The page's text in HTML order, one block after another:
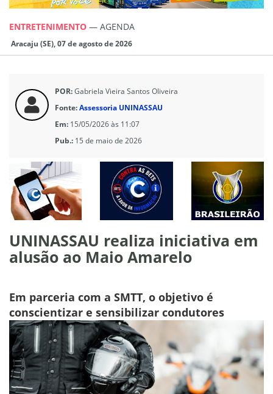
ENTRETENIMENTO — AGENDA
Aracaju (SE), 07 de agosto de 2026
POR:Gabriela Vieira Santos Oliveira
Fonte:Assessoria UNINASSAU
Em: 15/05/2026 às 11:07
Pub.: 15 de maio de 2026
UNINASSAU realiza iniciativa em
alusão ao Maio Amarelo
Em parceria com a SMTT, o objetivo é
conscientizar e sensibilizar condutores